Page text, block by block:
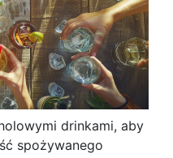
drinkami, aby
spożywanego